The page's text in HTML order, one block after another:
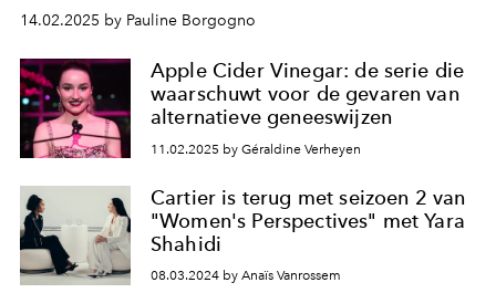
14.02.2025 by Pauline Borgogno
Apple Cider Vinegar: de serie die
waarschuwt voor de gevaren van
alternatieve geneeswijzen
11.02.2025 by Géraldine Verheyen
Cartier is terug met seizoen 2 van
"Women's Perspectives" met Yara
Shahidi
08.03.2024 by Anaïs Vanrossem